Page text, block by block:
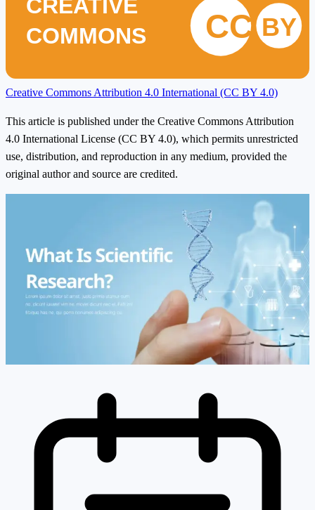
CREATIVE
COMMONS
CC BY
Creative Commons Attribution 4.0 International (CC BY 4.0)
This article is published under the Creative Commons Attribution
4.0 International License (CC BY 4.0), which permits unrestricted
use, distribution, and reproduction in any medium, provided the
original author and source are credited.